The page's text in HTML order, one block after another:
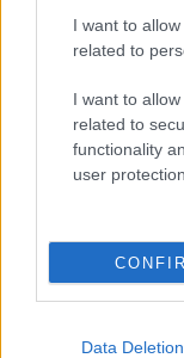
I want to
related to
I want to
related to
functionality
user protection.
Data Deletion
2026.07.09.